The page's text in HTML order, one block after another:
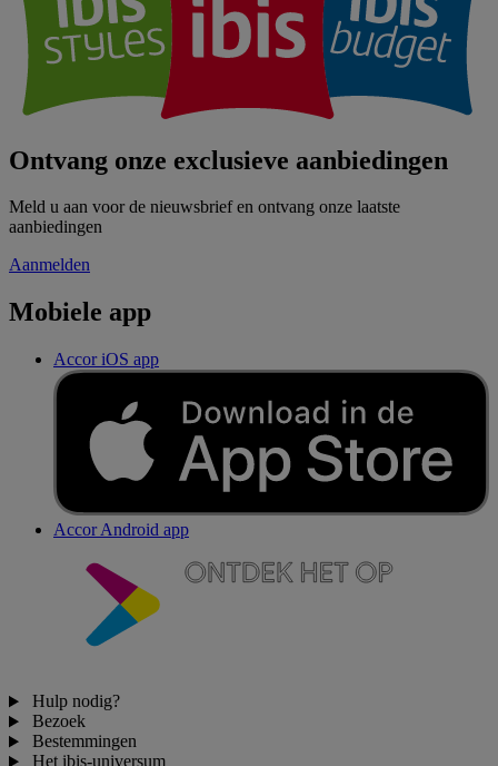
Ontvang onze exclusieve aanbiedingen
Meld u aan voor de nieuwsbrief en ontvang onze laatste
aanbiedingen
Aanmelden
Mobiele app
Accor iOS app
Accor Android app
Hulp nodig?
Bezoek
Bestemmingen
Het ibis-universum